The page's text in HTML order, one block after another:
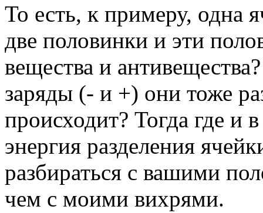
То есть, к примеру, одна
две половинки и эти
вещества и
заряды (- и +) они тоже
происходит? Тогда где и
энергия разделения
разбираться с вашими
чем с моими вихрями.